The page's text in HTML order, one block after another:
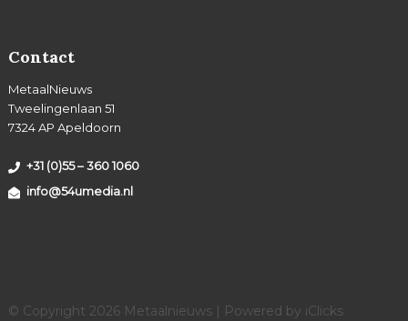
Contact
MetaalNieuws
Tweelingenlaan 51
7324 AP Apeldoorn
+31 (0)55 – 360 1060
info@54umedia.nl
© Copyright 2026 Metaalnieuws | Powered by iClicks